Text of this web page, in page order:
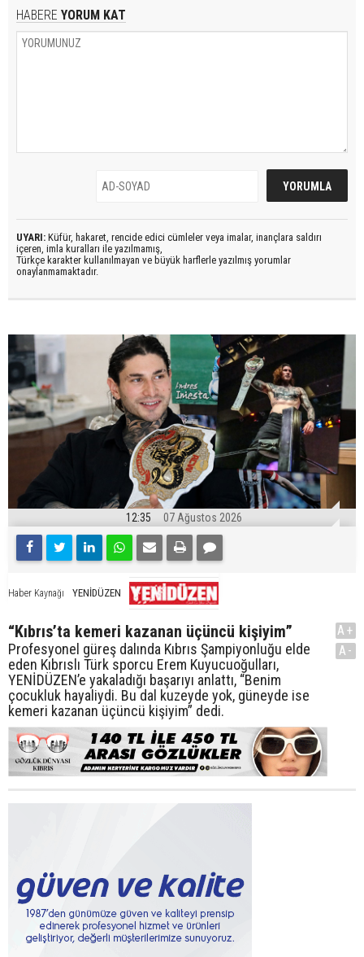
HABERE YORUM KAT
UYARI: Küfür, hakaret, rencide edici cümleler veya imalar, inançlara saldırı
içeren, imla kuralları ile yazılmamış,
Türkçe karakter kullanılmayan ve büyük harflerle yazılmış yorumlar
onaylanmamaktadır.
12:35 07 Ağustos 2026
Haber Kaynağı YENİDÜZEN
“Kıbrıs’ta kemeri kazanan üçüncü kişiyim”
Profesyonel güreş dalında Kıbrıs Şampiyonluğu elde
eden Kıbrıslı Türk sporcu Erem Kuyucuoğulları,
YENİDÜZEN’e yakaladığı başarıyı anlattı, “Benim
çocukluk hayaliydi. Bu dal kuzeyde yok, güneyde ise
kemeri kazanan üçüncü kişiyim” dedi.
A+
A-